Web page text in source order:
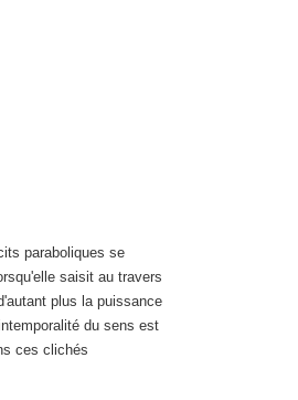
paraboliques se
saisit au travers
plus la puissance
du sens est
ces clichés